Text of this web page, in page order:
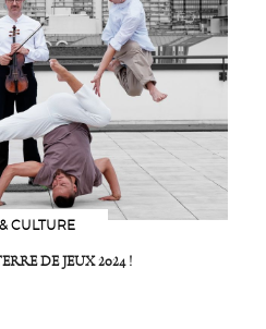
CULTURE
DE JEUX 2024 !